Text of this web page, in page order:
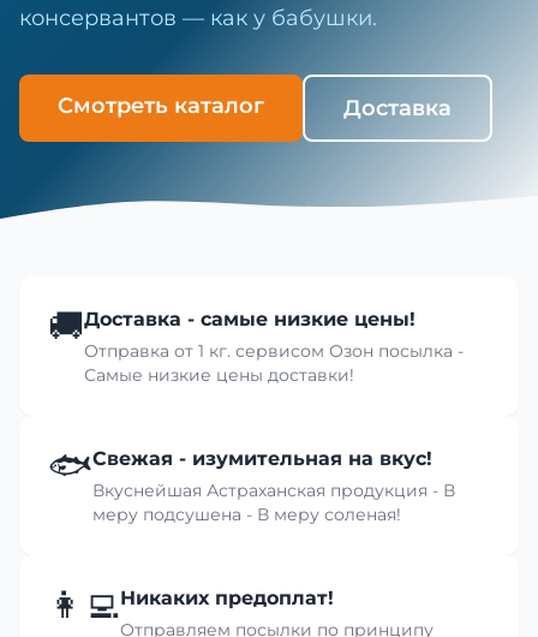
консервантов — как у бабушки.
Смотреть каталог Доставка
🚚Доставка - самые низкие цены!
Отправка от 1 кг. сервисом Озон посылка -
Самые низкие цены доставки!
🐟Свежая - изумительная на вкус!
Вкуснейшая Астраханская продукция - В
меру подсушена - В меру соленая!
👩‍💻Никаких предоплат!
Отправляем посылки по принципу